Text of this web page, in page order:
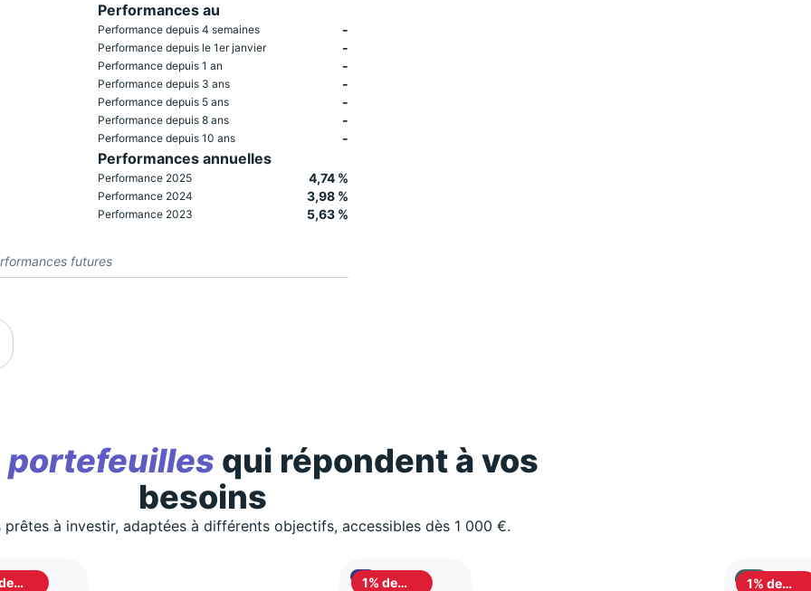
Performances au
Performance depuis 4 semaines -
Performance depuis le 1er janvier -
Performance depuis 1 an -
Performance depuis 3 ans -
Performance depuis 5 ans -
Performance depuis 8 ans -
Performance depuis 10 ans -
Performances annuelles
Performance 2025 4,74 %
Performance 2024 3,98 %
Performance 2023 5,63 %
futures
portefeuilles qui répondent à vos
besoins
à investir, adaptées à différents objectifs, accessibles dès 1 000 €.
1% de
1% de